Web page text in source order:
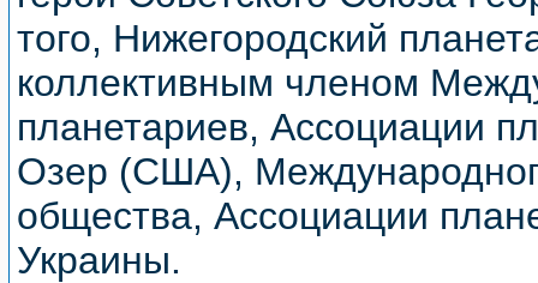
того, Нижегородский
коллективным членом
планетариев, Ассоциации
Озер (США),
общества, Ассоциации
Украины.